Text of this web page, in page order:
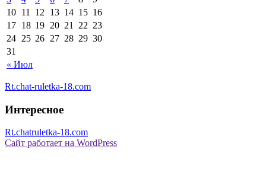
« Июл
10 11 12 13 14 15 16
17 18 19 20 21 22 23
24 25 26 27 28 29 30
31
Rt.chat-ruletka-18.com
Интересное
Rt.chatruletka-18.com
Сайт работает на WordPress